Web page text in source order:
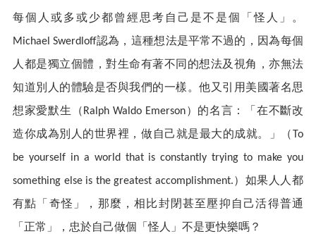
每個人或多或少都曾經思考自己是不是個「怪人」。
Michael Swerdloff認為，這種想法是平常不過的，因為每個
人都是獨立個體，對生命有著不同的想法及視角，亦無法
知道別人的體驗是否與我們的一樣。他又引用美國著名思
想家愛默生（ Ralph Waldo Emerson）的名言：「在不斷改
造你成為別人的世界裡，做自己就是最大的成就。」（
To
be yourself in a world that is constantly trying to make you
something else is the greatest accomplishment.）如果人人都
有點「奇怪」，那麼，相比封閉甚至壓抑自己活得普通
「正常」，忠於自己做個「怪人」不是更快樂嗎？